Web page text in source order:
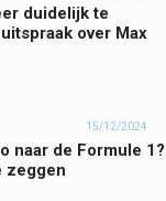
duidelijk te
over Max
15/12/2024
naar de Formule 1?
zeggen